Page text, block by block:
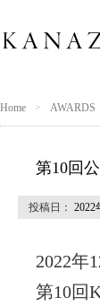
Home AWARDS
第10回
投稿日： 2022
2022年
第10回